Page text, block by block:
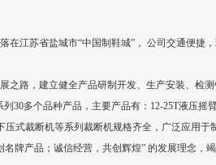
在江苏省盐城市“中国制鞋城”， 公司交通便捷
之路，建立健全产品研制开发、生产安装、检
30多个品种产品，主要产品有：12-25T液压
压式裁断机等系列裁断机规格齐全，广泛应用
名牌产品；诚信经营，共创辉煌” 的发展理念